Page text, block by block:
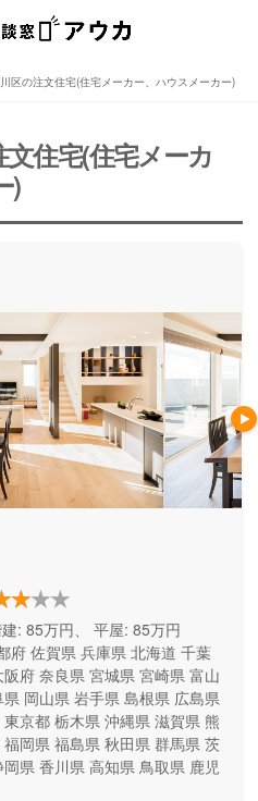
ウスメーカー)
宅メーカー、ハウスメーカー)
区の注文住宅(住宅メーカー、ハウスメーカー)
住宅(住宅メーカ
)
建: 85万円、 平屋: 85万円
府 佐賀県 兵庫県 北海道 千葉
阪府 奈良県 宮城県 宮崎県 富山
岡山県 岩手県 島根県 広島県
東京都 栃木県 沖縄県 滋賀県 熊
福岡県 福島県 秋田県 群馬県 茨
岡県 香川県 高知県 鳥取県 鹿児